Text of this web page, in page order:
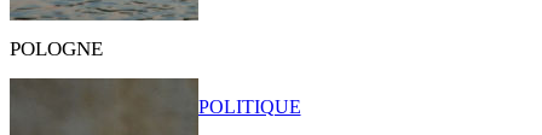
POLOGNE
POLITIQUE